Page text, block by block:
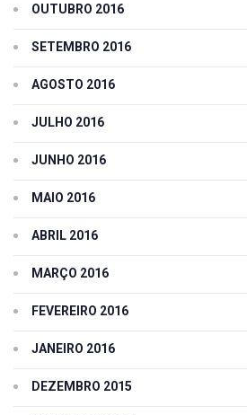
OUTUBRO 2016
SETEMBRO 2016
AGOSTO 2016
JULHO 2016
JUNHO 2016
MAIO 2016
ABRIL 2016
MARÇO 2016
FEVEREIRO 2016
JANEIRO 2016
DEZEMBRO 2015